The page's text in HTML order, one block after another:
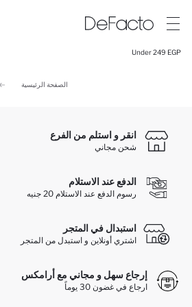
Under 249 EGP
الصفحة الرئيسية
انقر و استلم من الفرع
شحن مجاني
الدفع عند الاستلام
رسوم الدفع عند الاستلام 20 جنيه
استبدال في المتجر
اشتري أونلاين و استبدل من المتجر
إرجاع سهل و مجاني مع أرامكس
ارجاع في غضون 30 يوماً